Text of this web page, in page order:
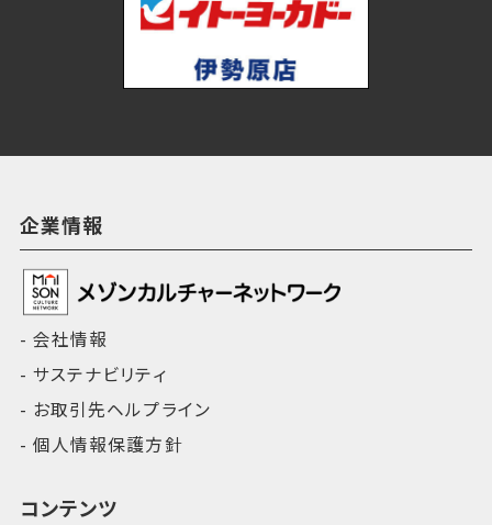
企業情報
会社情報
サステナビリティ
お取引先ヘルプライン
個人情報保護方針
コンテンツ